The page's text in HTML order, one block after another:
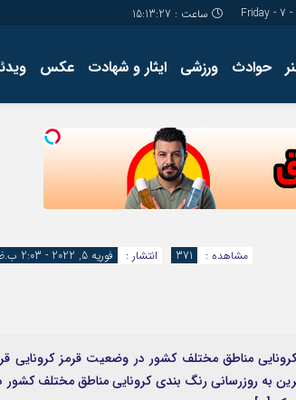
ساعت : 15:13:28
حوادث ورزشی ایثار و شهادت عکس
کارگاه
تولید
مجله ای
انتشار :
فوریه 5, 2022 - 2:03 ب.ظ مشاهده : 371
کرونایی مناطق مختلف کشور در وضعیت قرمز کرونایی
به روزرسانی رنگ بندی کرونایی مناطق مختلف کشور